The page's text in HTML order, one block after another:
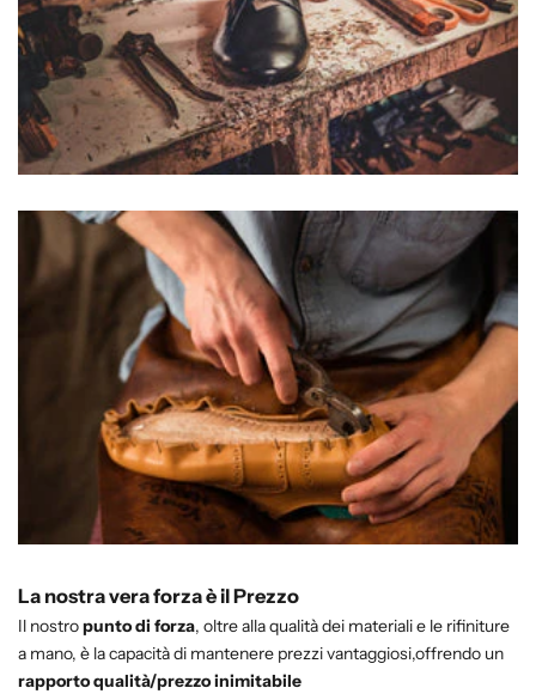
La nostra vera forza è il Prezzo
Il nostropunto di forza, oltre alla qualità dei materiali e le rifiniture
a mano, è la capacità di mantenere prezzi vantaggiosi,offrendo un
rapporto qualità/prezzo inimitabile